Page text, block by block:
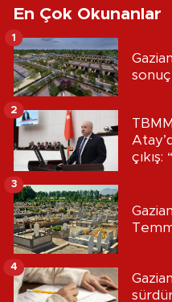
En Çok Okunanlar
1
çıkış:
2
3
4